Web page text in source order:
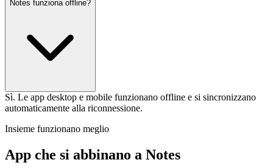
Notes funziona offline?
Sì. Le app desktop e mobile funzionano offline e si sincronizzano
automaticamente alla riconnessione.
Insieme funzionano meglio
App che si abbinano a Notes